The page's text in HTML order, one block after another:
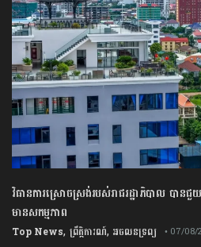
វិធានការស្រោចស្រង់របស់រាជរដ្ឋាភិបាល​ បាន​
មានសកម្មភាព
Top News, ព្រឹត្តិការណ៍, អចលនទ្រព្យ • 07/08/